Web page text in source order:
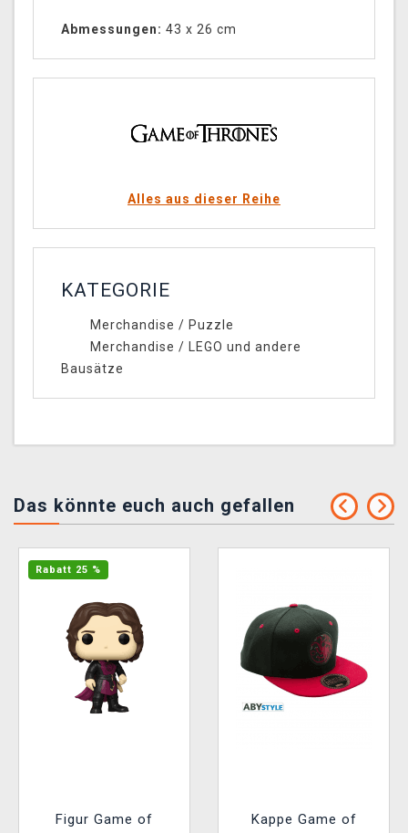
Abmessungen: 43 x 26 cm
Alles aus dieser Reihe
KATEGORIE
Merchandise / Puzzle
Merchandise / LEGO und andere
Bausätze
Das könnte euch auch gefallen
Rabatt 25 %
Figur Game of
Kappe Game of